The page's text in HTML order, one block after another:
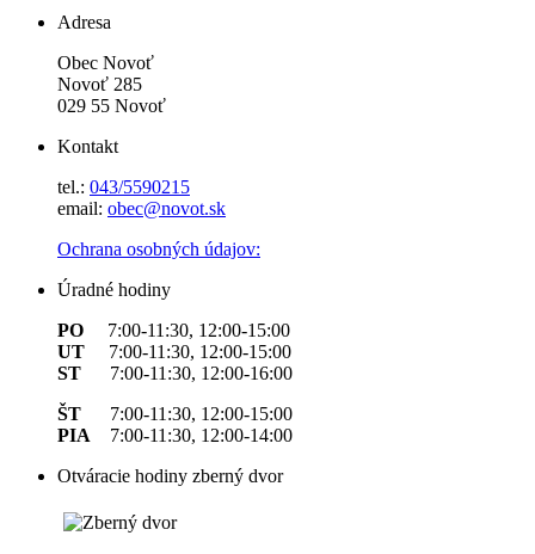
Adresa
Obec Novoť
Novoť 285
029 55 Novoť
Kontakt
tel.: 043/5590215
email: obec@novot.sk
Ochrana osobných údajov:
Úradné hodiny
PO 7:00-11:30, 12:00-15:00
UT 7:00-11:30, 12:00-15:00
ST 7:00-11:30, 12:00-16:00
ŠT 7:00-11:30, 12:00-15:00
PIA 7:00-11:30, 12:00-14:00
Otváracie hodiny zberný dvor